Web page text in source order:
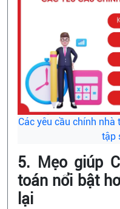
Các yêu cầu chính
tập
5. Mẹo giúp
toán nổi bật
lại